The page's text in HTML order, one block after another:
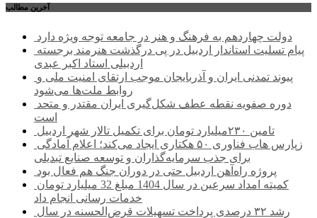
آخرین مطالب
دولت چهاردهم به فرهنگ و هنر در جامعه توجه ویژه دارد
اردبیلی استاد اکبر عبدی
روابط ملت‌ها می‌شود
است
تامین ۲۳۰میلیارد تومان برای تکمیل تالار شهر اردبیل
برای جذب سرمایه‌گذاران و توسعه صنایع تبدیلی
پروژه راه‌آهن اردبیل حتی در دوران جنگ هم فعال بود
خدمات رسانی انجام داد